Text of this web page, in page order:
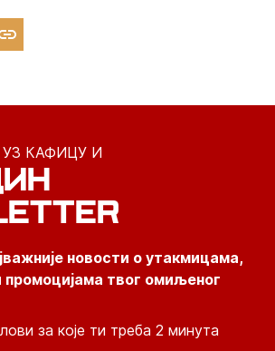
КАФИЦУ И
новости о утакмицама,
твог омиљеног
за које ти треба 2 минута